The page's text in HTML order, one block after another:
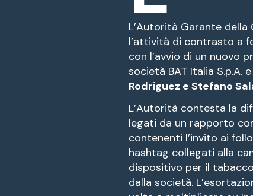
L’Autorità Garante
l’attività di contrasto a
con l’avvio di un nuovo
società BAT Italia S.p.A.
Rodriguez e Stefano
L’Autorità contesta la
legati da un rapporto
contenenti l’invito ai
hashtag collegati alla
dispositivo per il
dalla società.